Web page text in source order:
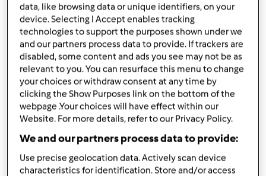
Składniki
750gjabłek,pokrojonych na ćwiartki
100 gcukru
150grodzynek
500gmąki pszennej
1,5łyżkiproszku do pieczenia
1 łyżka kakao
1 łyżeczka mielonego cynamonu
200g orzechów, całych,mieszanka
masło, do smarowania
Lista zakupów
data, like browsing data or unique identifiers, on your
device. Selecting I Accept enables tracking
technologies to support the purposes shown under we
and our partners process data to provide. If trackers are
disabled, some content and ads you see may not be as
relevant to you. You can resurface this menu to change
your choices or withdraw consent at any time by
clicking the Show Purposes link on the bottom of the
webpage .Your choices will have effect within our
Website. For more details, refer to our Privacy Policy.
We and our partners process data to provide:
Use precise geolocation data. Actively scan device
characteristics for identification. Store and/or access